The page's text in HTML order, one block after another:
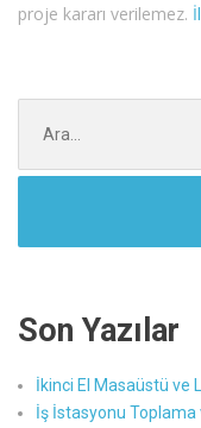
proje kararı verilemez.
ara:
Son Yazılar
İkinci El Masaüstü ve
İş İstasyonu Toplama